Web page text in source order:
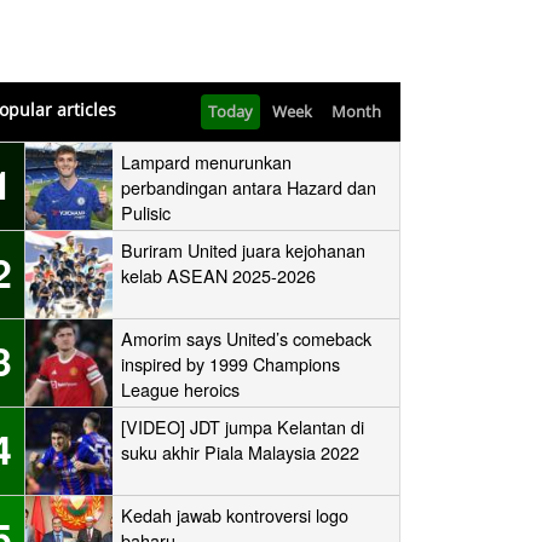
articles Today Week Month
Lampard menurunkan
perbandingan antara Hazard dan
Pulisic
Buriram United juara kejohanan
kelab ASEAN 2025-2026
Amorim says United’s comeback
inspired by 1999 Champions
League heroics
[VIDEO] JDT jumpa Kelantan di
suku akhir Piala Malaysia 2022
Kedah jawab kontroversi logo